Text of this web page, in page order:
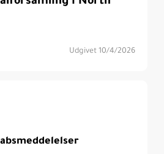
Udgivet 10/4/2026